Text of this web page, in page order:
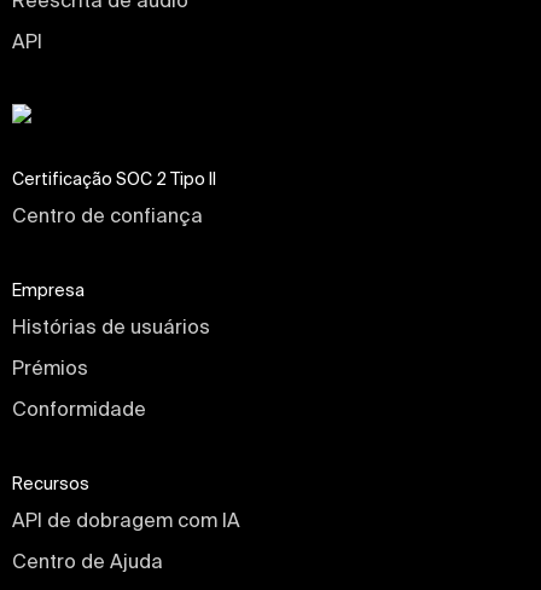
API
Certificação SOC 2 Tipo II
Centro de confiança
Empresa
Histórias de usuários
Prémios
Conformidade
Recursos
API de dobragem com IA
Centro de Ajuda